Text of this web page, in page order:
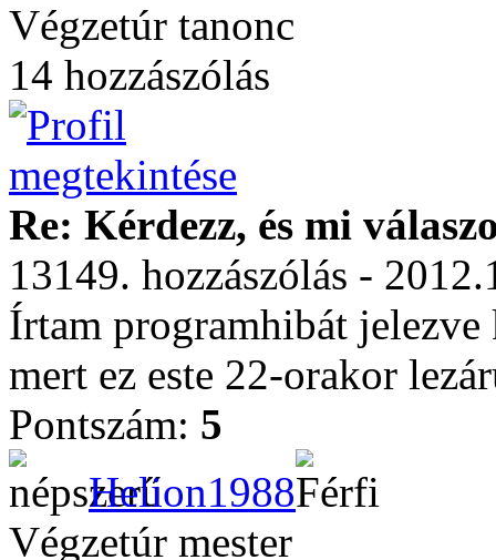
Végzetúr tanonc
14 hozzászólás
Re: Kérdezz, és mi
13149. hozzászólás -
Írtam programhibát
mert ez este 22-orakor
Pontszám: 5
Helion1988
Végzetúr mester